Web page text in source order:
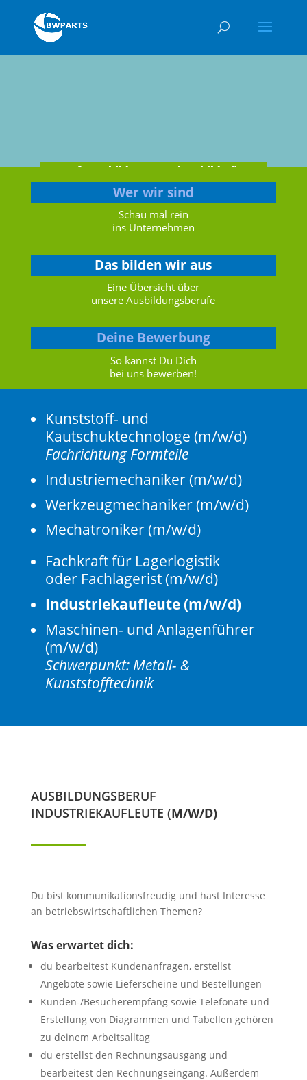
„Ausgebildet statt eingebildet″
Wer wir sind
Schau mal rein
ins Unternehmen
Das bilden wir aus
Eine Übersicht über
unsere Ausbildungsberufe
Deine Bewerbung
So kannst Du Dich
bei uns bewerben!
Kunststoff- und
Kautschuktechnologe (m/w/d)
Fachrichtung Formteile
Industriemechaniker (m/w/d)
Werkzeugmechaniker (m/w/d)
Mechatroniker (m/w/d)
Fachkraft für Lagerlogistik
oder Fachlagerist (m/w/d)
Industriekaufleute (m/w/d)
Maschinen- und Anlagenführer
(m/w/d)
Schwerpunkt: Metall- &
Kunststofftechnik
AUSBILDUNGSBERUF
INDUSTRIEKAUFLEUTE (M/W/D)
Du bist kommunikationsfreudig und hast Interesse
an betriebswirtschaftlichen Themen?
Was erwartet dich:
du bearbeitest Kundenanfragen, erstellst
Angebote sowie Lieferscheine und Bestellungen
Kunden-/Besucherempfang sowie Telefonate und
Erstellung von Diagrammen und Tabellen gehören
zu deinem Arbeitsalltag
du erstellst den Rechnungsausgang und
bearbeitest den Rechnungseingang. Außerdem